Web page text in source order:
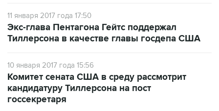
Тиллерсона в качестве главы госдепа США
10 января 2017 года 15:56
кандидатуру Тиллерсона на пост
госсекретаря
14 декабря 2016 года 09:26